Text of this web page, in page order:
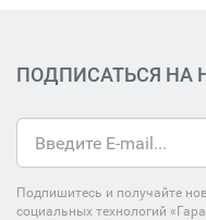
ПОДПИСАТЬСЯ НА
Подпишитесь и получайте
социальных технологий